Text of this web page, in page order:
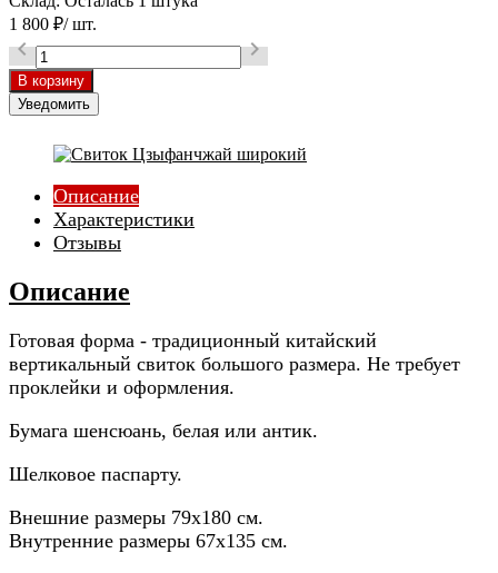
1 800 ₽/ шт.
 
Уведомить
Описание
Характеристики
Отзывы
Описание
Готовая форма - традиционный китайский
вертикальный свиток большого размера. Не требует
проклейки и оформления.
Бумага шенсюань, белая или антик.
Шелковое паспарту.
Внешние размеры 79х180 см.
Внутренние размеры 67х135 см.